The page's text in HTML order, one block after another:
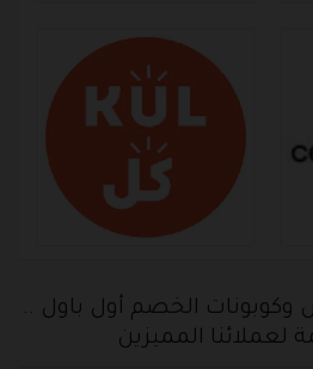
الخصم أول باول ..
لعملائنا المميزين